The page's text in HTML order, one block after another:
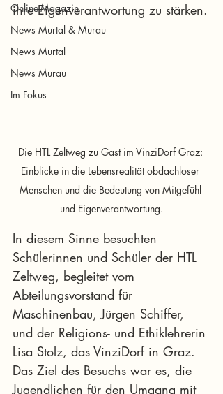
Online-Magazin
News Murtal & Murau
News Murtal
News Murau
Im Fokus
ihre Eigenverantwortung zu stärken.
Die HTL Zeltweg zu Gast im VinziDorf Graz:
Einblicke in die Lebensrealität obdachloser
Menschen und die Bedeutung von Mitgefühl
und Eigenverantwortung.
In diesem Sinne besuchten
Schülerinnen und Schüler der HTL
Zeltweg, begleitet vom
Abteilungsvorstand für
Maschinenbau, Jürgen Schiffer,
und der Religions- und Ethiklehrerin
Lisa Stolz, das VinziDorf in Graz.
Das Ziel des Besuchs war es, die
Jugendlichen für den Umgang mit